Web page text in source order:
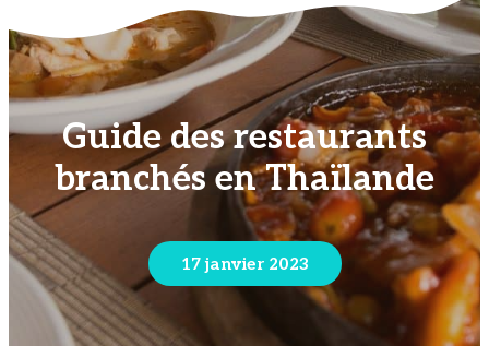
Guide des restaurants
branchés en Thaïlande
17 janvier 2023